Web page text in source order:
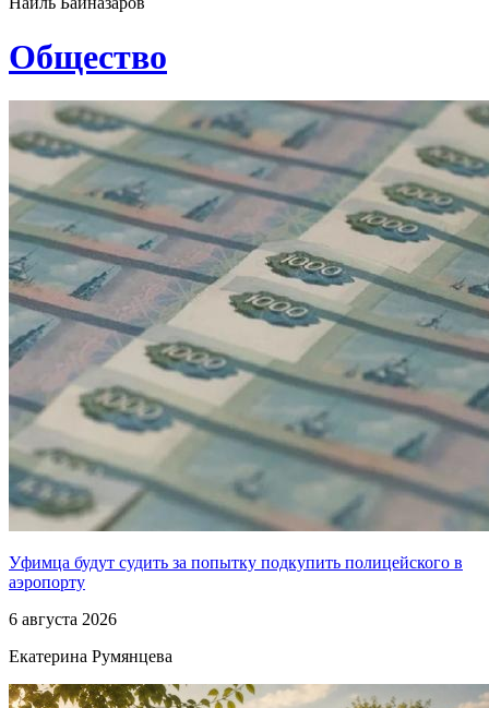
Общество
Уфимца будут судить за попытку подкупить полицейского в
аэропорту
6 августа 2026
Екатерина Румянцева